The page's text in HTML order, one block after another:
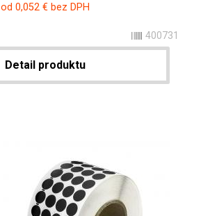
od 0,052 € bez DPH
400731
Detail produktu